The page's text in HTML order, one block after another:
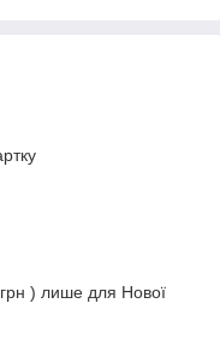
) лише для Нової